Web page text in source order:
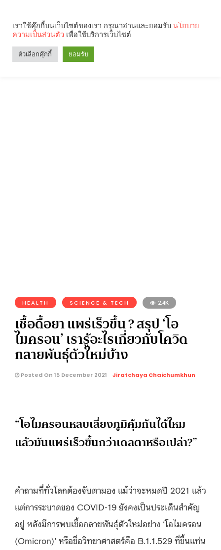
HEALTH SCIENCE & TECH 2.4K
เชื้อดื้อยา แพร่เร็วขึ้น ? สรุป ‘โอ
ไมครอน’ เรารู้อะไรเกี่ยวกับโควิด
กลายพันธุ์ตัวใหม่บ้าง
Posted On 15 December 2021 Jiratchaya Chaichumkhun
“โอไมครอนหลบเลี่ยงภูมิคุ้มกันได้ไหม
แล้วมันแพร่เร็วขึ้นกว่าเดลตาหรือเปล่า?”
คำถามที่ทั่วโลกต้องจับตามอง แม้ว่าจะหมดปี 2021 แล้ว
แต่การระบาดของ COVID-19 ยังคงเป็นประเด็นสำคัญ
อยู่ หลังมีการพบเชื้อกลายพันธุ์ตัวใหม่อย่าง ‘โอไมครอน
(Omicron)’ หรือชื่อวิทยาศาสตร์คือ B.1.1.529 ที่ขึ้นแท่น
เราใช้คุ๊กกี้บนเว็บไซต์ของเรา กรุณาอ่านและยอมรับ นโยบาย
ความเป็นส่วนตัว เพื่อใช้บริการเว็บไซต์
ตัวเลือกคุ๊กกี้ ยอมรับ